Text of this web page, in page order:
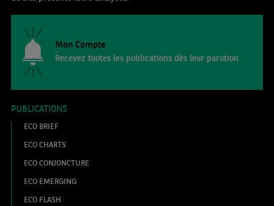
Mon Compte
Recevez toutes les publications dès leur parution
PUBLICATIONS
ECO BRIEF
ECO CHARTS
ECO CONJONCTURE
ECO EMERGING
ECO FLASH